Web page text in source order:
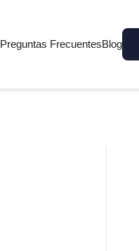
Preguntas FrecuentesBlog